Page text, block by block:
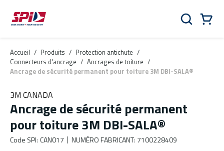
Aller au contenu principal
Skip to menu
Skip to footer
Rechercher
Accueil / Produits / Protection antichute /
Connecteurs d'ancrage / Ancrages de toiture /
Ancrage de sécurité permanent pour toiture 3M DBI-SALA®
3M CANADA
Ancrage de sécurité permanent
pour toiture 3M DBI-SALA®
Code SPI: CAN017 NUMÉRO FABRICANT: 7100228409